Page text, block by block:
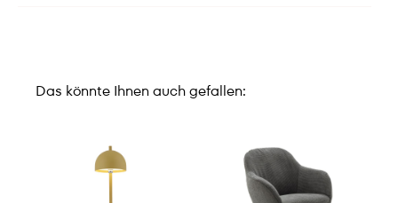
Das könnte Ihnen auch gefallen: